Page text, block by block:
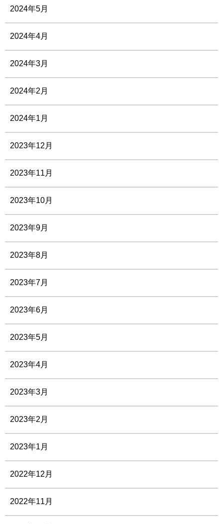
2024年5月
2024年4月
2024年3月
2024年2月
2024年1月
2023年12月
2023年11月
2023年10月
2023年9月
2023年8月
2023年7月
2023年6月
2023年5月
2023年4月
2023年3月
2023年2月
2023年1月
2022年12月
2022年11月